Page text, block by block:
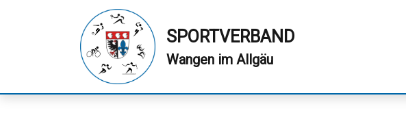
SPORTVERBAND
Wangen im Allgäu